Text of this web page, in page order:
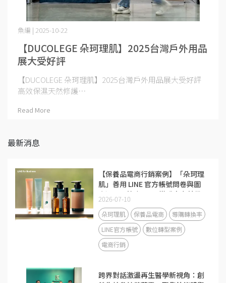
【DUCOLEGE 朵珂理肌】2025台灣戶外用品
展大受好評
魚編 | 2025-10-22
【DUCOLEGE 朵珂理肌】2025台灣戶外用品展大受好評
高效保濕天然修護⋯
Read More
最新消息
【保養品電商行銷案例】「朵珂理
肌」善用 LINE 官方帳號問卷與圖
文選單，節省 50% 導購人力並帶
動回流率大增 40%
2026-07-10
朵珂理肌 保養品電商
導購轉換率
LINE官方帳號
數位轉型案例
電商行銷
跨界對話激盪再生醫學新視角：創